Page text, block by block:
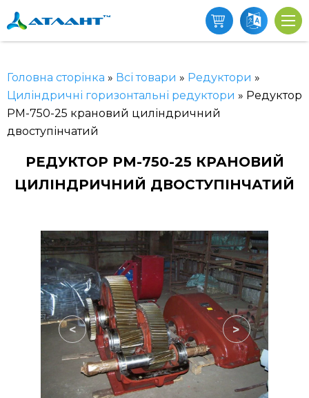
Головна сторінка » Всі товари » Редуктори »
Циліндричні горизонтальні редуктори » Редуктор
РМ-750-25 крановий циліндричний
двоступінчатий
РЕДУКТОР РМ-750-25 КРАНОВИЙ
ЦИЛІНДРИЧНИЙ ДВОСТУПІНЧАТИЙ
< >